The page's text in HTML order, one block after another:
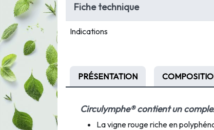
Fiche technique
Indications
PRÉSENTATION
Circulymphe® contient un
La vigne rouge riche en